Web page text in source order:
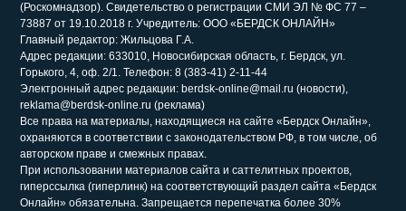
(Роскомнадзор). Свидетельство о регистрации СМИ ЭЛ № ФС 77 –
73887 от 19.10.2018 г. Учредитель: ООО «БЕРДСК ОНЛАЙН»
Главный редактор: Жильцова Г.А.
Адрес редакции: 633010, Новосибирская область, г. Бердск, ул.
Горького, 4, оф. 2/1. Телефон: 8 (383-41) 2-11-44
Электронный адрес редакции: berdsk-online@mail.ru (новости),
reklama@berdsk-online.ru (реклама)
Все права на материалы, находящиеся на сайте «Бердск Онлайн»,
охраняются в соответствии с законодательством РФ, в том числе, об
авторском праве и смежных правах.
При использовании материалов сайта и саттелитных проектов,
гиперссылка (гиперлинк) на соответствующий раздел сайта «Бердск
Онлайн» обязательна. Запрещается перепечатка более 30%